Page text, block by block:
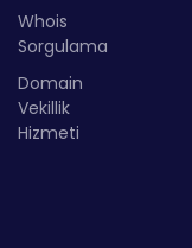
Whois
Sorgulama
Domain
Vekillik
Hizmeti